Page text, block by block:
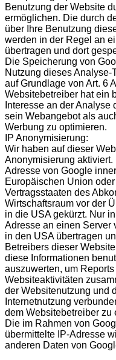
Benutzung der Website
ermöglichen. Die durch
über Ihre Benutzung
werden in der Regel an
übertragen und dort
Die Speicherung von
Nutzung dieses Analyse-
auf Grundlage von Art. 6
Websitebetreiber hat ein
Interesse an der Analyse
sein Webangebot als
Werbung zu optimieren.
IP Anonymisierung:
Wir haben auf dieser
Anonymisierung
Adresse von Google
Europäischen Union
Vertragsstaaten des
Wirtschaftsraum vor der
in die USA gekürzt. Nur
Adresse an einen Server
in den USA übertragen
Betreibers dieser
diese Informationen
auszuwerten, um
Websiteaktivitäten
der Websitenutzung und
Internetnutzung
dem Websitebetreiber zu
Die im Rahmen von
übermittelte IP-Adresse
anderen Daten von